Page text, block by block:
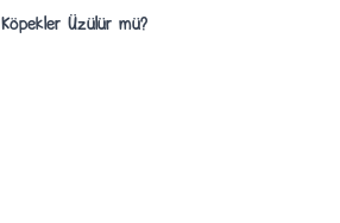
Köpekler Üzülür mü?